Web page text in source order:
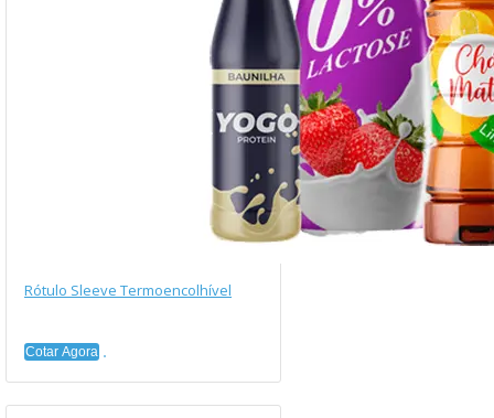
Rótulo Sleeve Termoencolhível
Cotar Agora